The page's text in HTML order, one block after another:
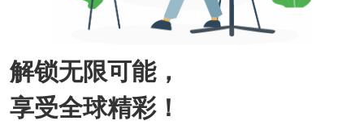
解锁无限可能，
享受全球精彩！